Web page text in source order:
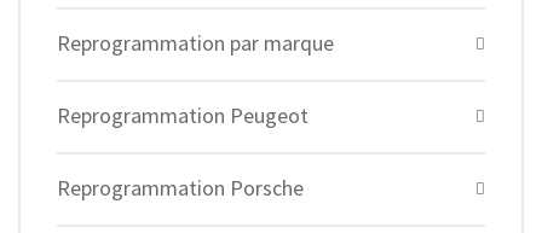
Reprogrammation par marque
Reprogrammation Peugeot
Reprogrammation Porsche